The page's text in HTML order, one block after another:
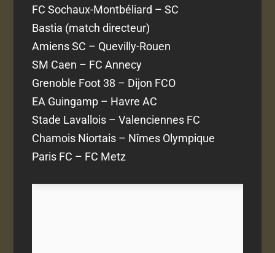
FC Sochaux-Montbéliard – SC
Bastia (match directeur)
Amiens SC – Quevilly-Rouen
SM Caen – FC Annecy
Grenoble Foot 38 – Dijon FCO
EA Guingamp – Havre AC
Stade Lavallois – Valenciennes FC
Chamois Niortais – Nîmes Olympique
Paris FC – FC Metz